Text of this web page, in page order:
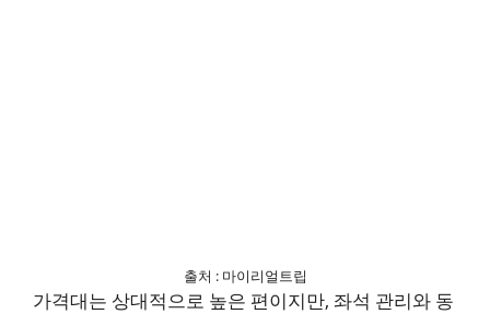
출처 : 마이리얼트립
가격대는 상대적으로 높은 편이지만, 좌석 관리와 동